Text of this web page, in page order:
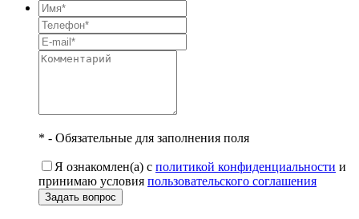
* - Обязательные для заполнения поля
Я ознакомлен(а) с политикой конфиденциальности и
принимаю условия пользовательского соглашения
Задать вопрос